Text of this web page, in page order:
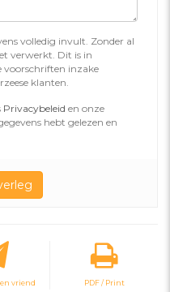
volledig invult. Zonder al
verwerkt. Dit is in
voorschriften inzake
klanten.
Privacybeleid en onze
hebt gelezen en
vriend PDF / Print